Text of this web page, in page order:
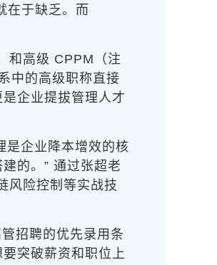
在于缺乏。而
和高级 CPPM（注
中的高级职称直接
企业提拔管理人才
是企业降本增效的核
的。” 通过张超老
风险控制等实战技
招聘的优先录用条
突破薪资和职位上